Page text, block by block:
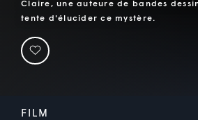
Claire, une auteure de bandes
tente d'élucider ce mystère.
FILM